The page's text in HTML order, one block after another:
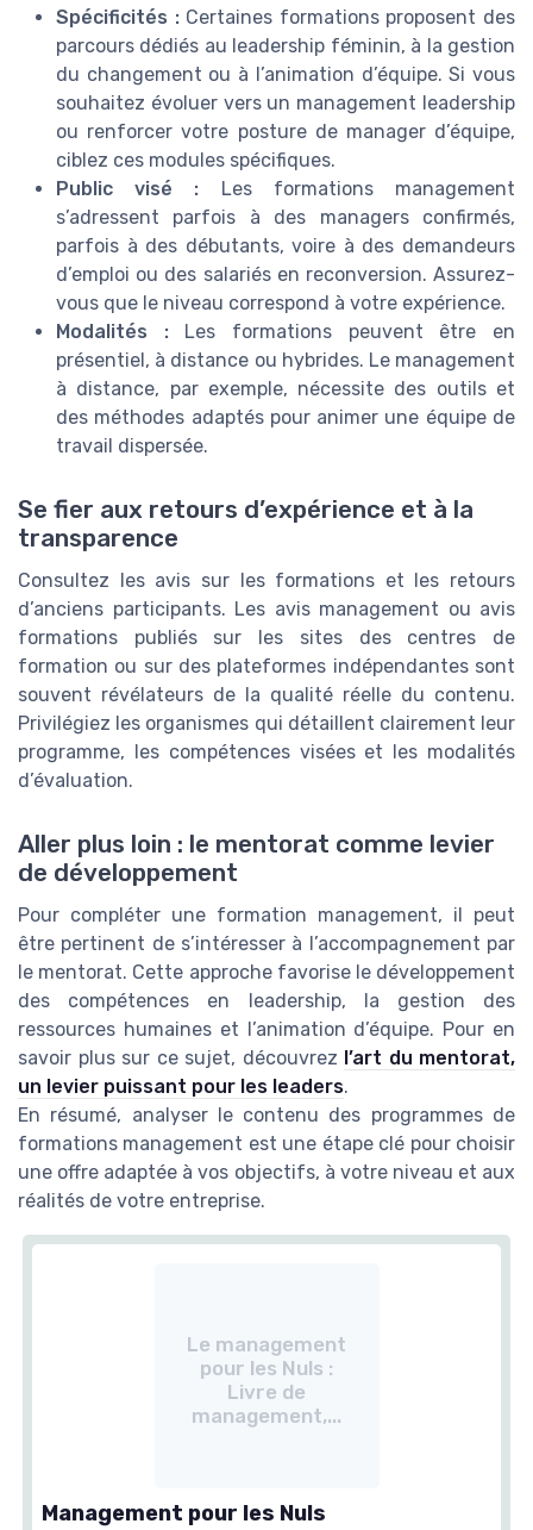
Spécificités :Certaines formations proposent des
parcours dédiés au leadership féminin, à la gestion
du changement ou à l’animation d’équipe. Si vous
souhaitez évoluer vers un management leadership
ou renforcer votre posture de manager d’équipe,
ciblez ces modules spécifiques.
Public visé : Les formations management
s’adressent parfois à des managers confirmés,
parfois à des débutants, voire à des demandeurs
d’emploi ou des salariés en reconversion. Assurez-
vous que le niveau correspond à votre expérience.
Modalités :Les formations peuvent être en
présentiel, à distance ou hybrides. Le management
à distance, par exemple, nécessite des outils et
des méthodes adaptés pour animer une équipe de
travail dispersée.
Se fier aux retours d’expérience et à la
transparence
Consultez les avis sur les formations et les retours
d’anciens participants. Les avis management ou avis
formations publiés sur les sites des centres de
formation ou sur des plateformes indépendantes sont
souvent révélateurs de la qualité réelle du contenu.
Privilégiez les organismes qui détaillent clairement leur
programme, les compétences visées et les modalités
d’évaluation.
Aller plus loin : le mentorat comme levier
de développement
Pour compléter une formation management, il peut
être pertinent de s’intéresser à l’accompagnement par
le mentorat. Cette approche favorise le développement
des compétences en leadership, la gestion des
ressources humaines et l’animation d’équipe. Pour en
savoir plus sur ce sujet, découvrez l’art du mentorat,
un levier puissant pour les leaders.
En résumé, analyser le contenu des programmes de
formations management est une étape clé pour choisir
une offre adaptée à vos objectifs, à votre niveau et aux
réalités de votre entreprise.
Le management
pour les Nuls :
Livre de
management,...
Management pour les Nuls